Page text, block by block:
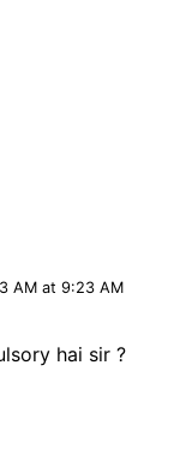
AM at 9:23 AM
hai sir ?